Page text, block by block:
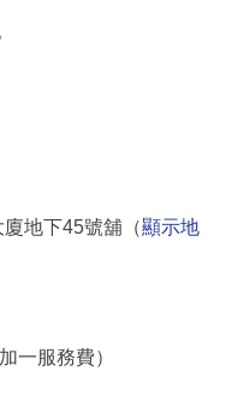
地下45號舖（顯示地
一服務費）